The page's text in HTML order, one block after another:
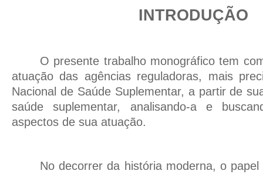
INTRODUÇÃO
O presente trabalho monográfico tem
atuação das agências reguladoras, mais
Nacional de Saúde Suplementar, a partir de
saúde suplementar, analisando-a e
aspectos de sua atuação.
No decorrer da história moderna, o